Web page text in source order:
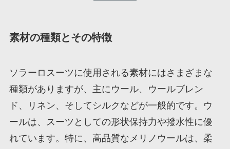
素材の種類とその特徴
ソラーロスーツに使用される素材にはさまざまな
種類がありますが、主にウール、ウールブレン
ド、リネン、そしてシルクなどが一般的です。ウ
ールは、スーツとしての形状保持力や撥水性に優
れています。特に、高品質なメリノウールは、柔